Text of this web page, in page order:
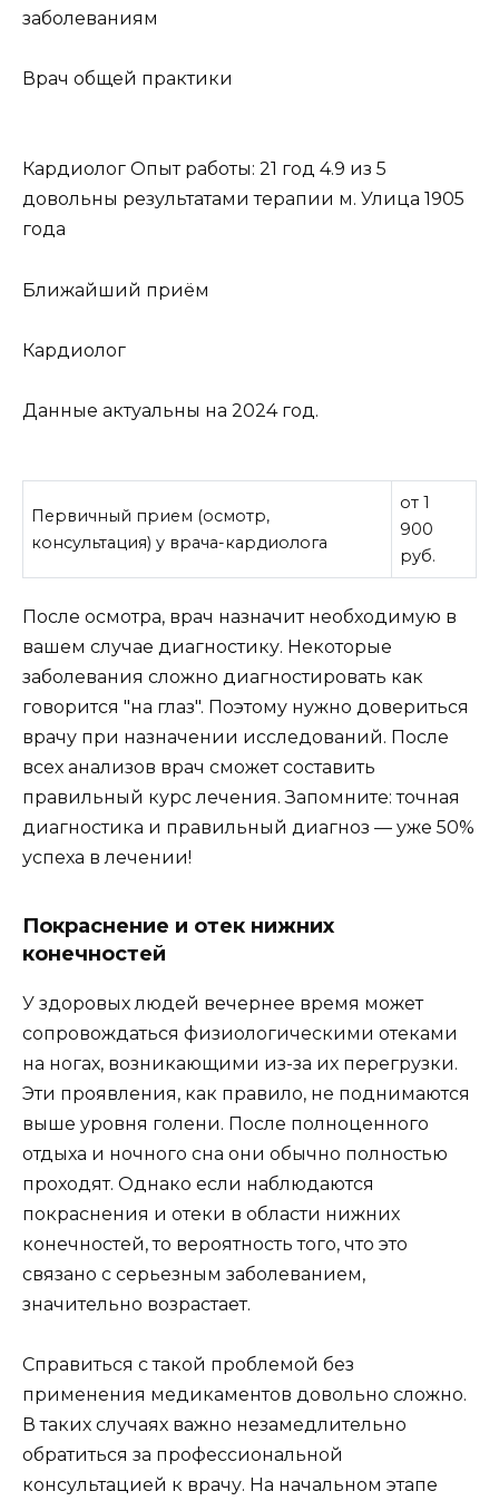
заболеваниям
Врач общей практики
Кардиолог Опыт работы: 21 год 4.9 из 5
довольны результатами терапии м. Улица 1905
года
Ближайший приём
Кардиолог
Данные актуальны на 2024 год.
Первичный прием (осмотр,
консультация) у врача-кардиолога
от 1
900
руб.
После осмотра, врач назначит необходимую в
вашем случае диагностику. Некоторые
заболевания сложно диагностировать как
говорится "на глаз". Поэтому нужно довериться
врачу при назначении исследований. После
всех анализов врач сможет составить
правильный курс лечения. Запомните: точная
диагностика и правильный диагноз — уже 50%
успеха в лечении!
Покраснение и отек нижних
конечностей
У здоровых людей вечернее время может
сопровождаться физиологическими отеками
на ногах, возникающими из-за их перегрузки.
Эти проявления, как правило, не поднимаются
выше уровня голени. После полноценного
отдыха и ночного сна они обычно полностью
проходят. Однако если наблюдаются
покраснения и отеки в области нижних
конечностей, то вероятность того, что это
связано с серьезным заболеванием,
значительно возрастает.
Справиться с такой проблемой без
применения медикаментов довольно сложно.
В таких случаях важно незамедлительно
обратиться за профессиональной
консультацией к врачу. На начальном этапе